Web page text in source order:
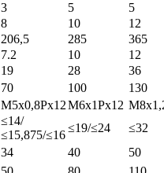
3 5
5
8 10
12
206,5 285
365
7.2 10
12
19 28
36
70 100
130
M5x0,8Px12M6x1Px12
≤14/
≤15,875/≤16
≤19/≤24
≤32
34 40
50